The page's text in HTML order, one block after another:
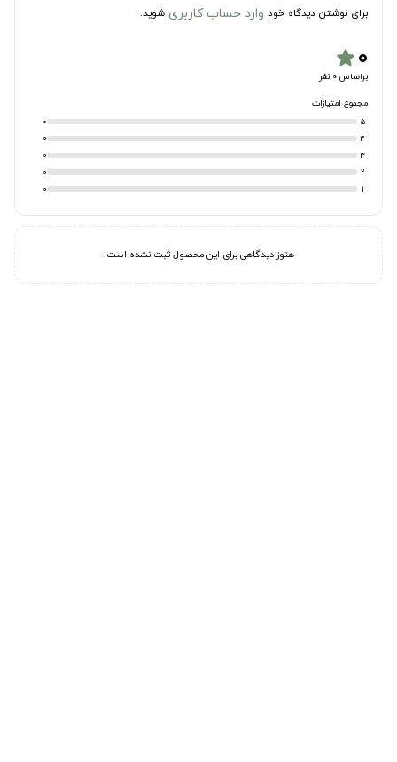
برای نوشتن دیدگاه خود وارد حساب کاربری شوید.
۰star
براساس 0 نفر
مجموع امتیازات
5
0
4
0
3
0
2
0
1
0
هنوز دیدگاهی برای این محصول ثبت نشده است.